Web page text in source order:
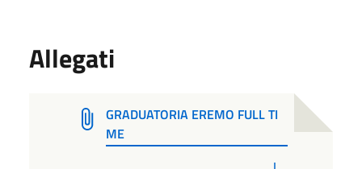
Allegati
GRADUATORIA EREMO FULL TI
ME